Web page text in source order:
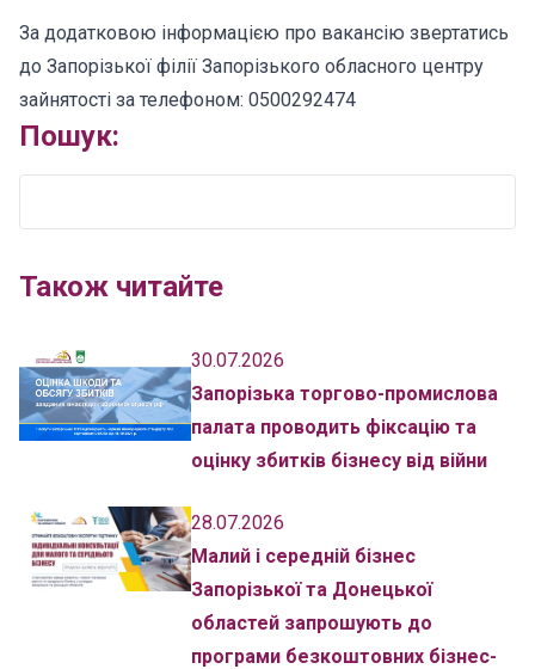
За додатковою інформацією про вакансію звертатись
до Запорізької філії Запорізького обласного центру
зайнятості за телефоном: 0500292474
Пошук:
Також читайте
30.07.2026
Запорізька торгово-промислова
палата проводить фіксацію та
оцінку збитків бізнесу від війни
28.07.2026
Малий і середній бізнес
Запорізької та Донецької
областей запрошують до
програми безкоштовних бізнес-